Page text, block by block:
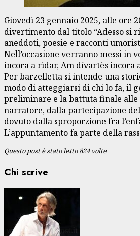
Giovedì 23 gennaio 2025, alle ore
divertimento dal titolo “Adesso si
aneddoti, poesie e racconti
Nell’occasione verranno messi
incora a rìdar, Am dívartès incora
Per barzelletta si intende una
modo di atteggiarsi di chi lo fa, il
preliminare e la battuta finale alle
narratore, dalla partecipazione
dovuto dalla sproporzione fra
L’appuntamento fa parte della
Questo post è stato letto 824 volte
Chi scrive